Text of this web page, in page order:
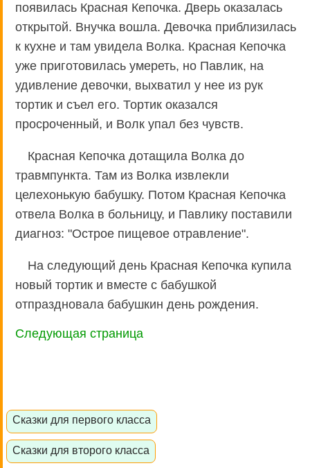
появилась Красная Кепочка. Дверь оказалась
открытой. Внучка вошла. Девочка приблизилась
к кухне и там увидела Волка. Красная Кепочка
уже приготовилась умереть, но Павлик, на
удивление девочки, выхватил у нее из рук
тортик и съел его. Тортик оказался
просроченный, и Волк упал без чувств.
Красная Кепочка дотащила Волка до
травмпункта. Там из Волка извлекли
целехонькую бабушку. Потом Красная Кепочка
отвела Волка в больницу, и Павлику поставили
диагноз: "Острое пищевое отравление".
На следующий день Красная Кепочка купила
новый тортик и вместе с бабушкой
отпраздновала бабушкин день рождения.
Следующая страница
Сказки для первого класса
Сказки для второго класса